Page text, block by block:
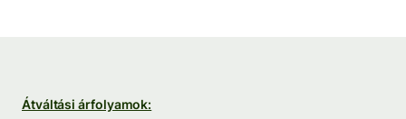
Átváltási árfolyamok: